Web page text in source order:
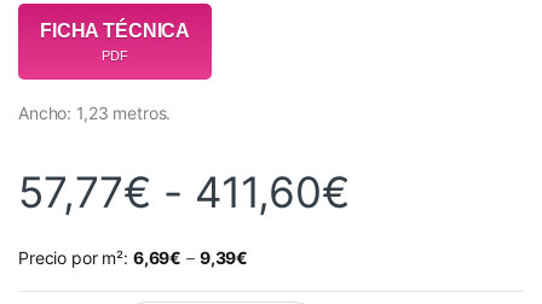
FICHA TÉCNICA
PDF
Ancho: 1,23 metros.
57,77€ - 411,60€
Precio por m²: 6,69€ – 9,39€